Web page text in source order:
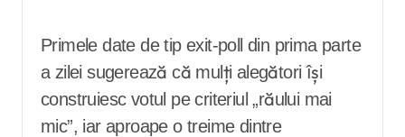
Primele date de tip exit-poll din prima parte
a zilei sugerează că mulți alegători își
construiesc votul pe criteriul „răului mai
mic”, iar aproape o treime dintre